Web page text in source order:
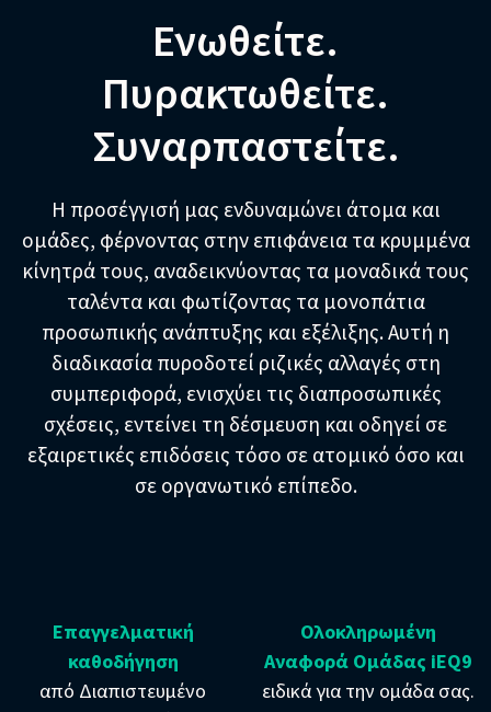
Ενωθείτε.
Πυρακτωθείτε.
Συναρπαστείτε.
Η προσέγγισή μας ενδυναμώνει άτομα και
ομάδες, φέρνοντας στην επιφάνεια τα κρυμμένα
κίνητρά τους, αναδεικνύοντας τα μοναδικά τους
ταλέντα και φωτίζοντας τα μονοπάτια
προσωπικής ανάπτυξης και εξέλιξης. Αυτή η
διαδικασία πυροδοτεί ριζικές αλλαγές στη
συμπεριφορά, ενισχύει τις διαπροσωπικές
σχέσεις, εντείνει τη δέσμευση και οδηγεί σε
εξαιρετικές επιδόσεις τόσο σε ατομικό όσο και
σε οργανωτικό επίπεδο.
Επαγγελματική
καθοδήγηση
από Διαπιστευμένο
Ολοκληρωμένη
Αναφορά Ομάδας iEQ9
ειδικά για την ομάδα σας.